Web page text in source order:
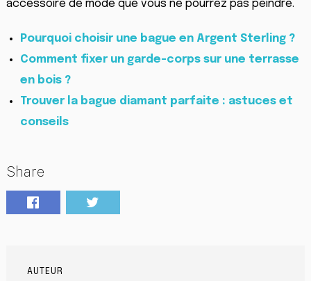
accessoire de mode que vous ne pourrez pas peindre.
Pourquoi choisir une bague en Argent Sterling ?
Comment fixer un garde-corps sur une terrasse
en bois ?
Trouver la bague diamant parfaite : astuces et
conseils
Share
AUTEUR